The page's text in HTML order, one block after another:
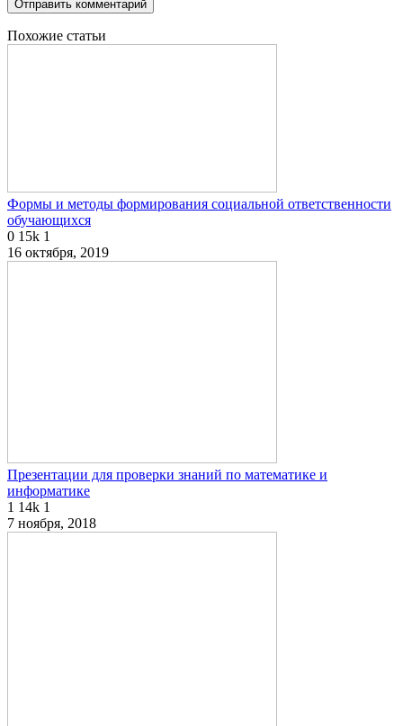
Похожие статьи
Формы и методы формирования социальной ответственности
обучающихся
0 15k 1
16 октября, 2019
Презентации для проверки знаний по математике и
информатике
1 14k 1
7 ноября, 2018